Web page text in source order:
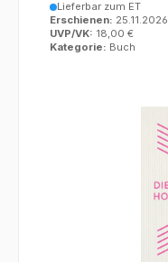
Lieferbar zum ET
Erschienen: 25.11.2026
UVP/VK: 18,00 €
Kategorie: Buch